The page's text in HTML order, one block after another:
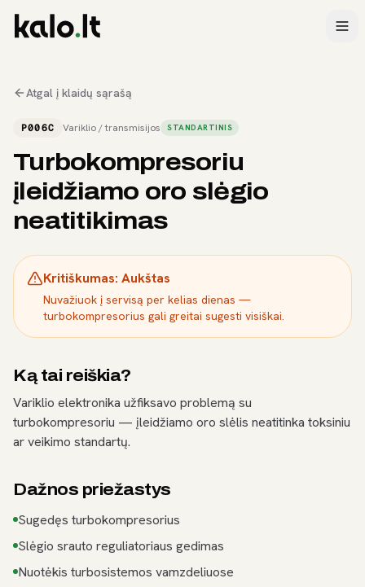
Atgal į klaidų sąrašą
P006C Variklio / transmisijos STANDARTINIS
Turbokompresoriu
įleidžiamo oro slėgio
neatitikimas
Kritiškumas: Aukštas
Nuvažiuok į servisą per kelias dienas —
turbokompresorius gali greitai sugesti visiškai.
Ką tai reiškia?
Variklio elektronika užfiksavo problemą su
turbokompresoriu — įleidžiamo oro slėlis neatitinka toksiniu
ar veikimo standartų.
Dažnos priežastys
Sugedęs turbokompresorius
Slėgio srauto reguliatoriaus gedimas
Nuotėkis turbosistemos vamzdeliuose